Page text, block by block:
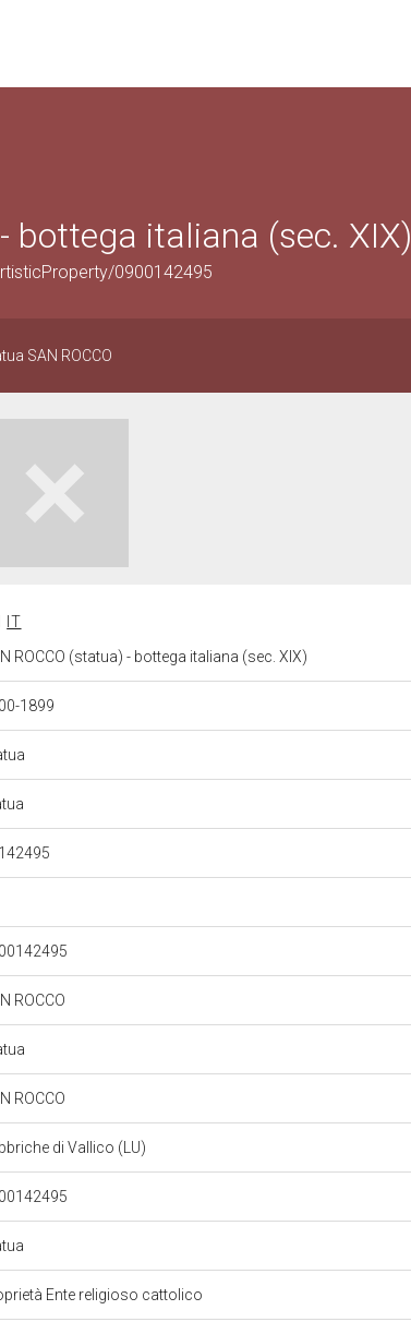
bottega italiana (sec. XIX)
0900142495
SAN ROCCO
IT
ROCCO (statua) - bottega italiana (sec. XIX)
1899
ROCCO
ROCCO
di Vallico (LU)
Ente religioso cattolico